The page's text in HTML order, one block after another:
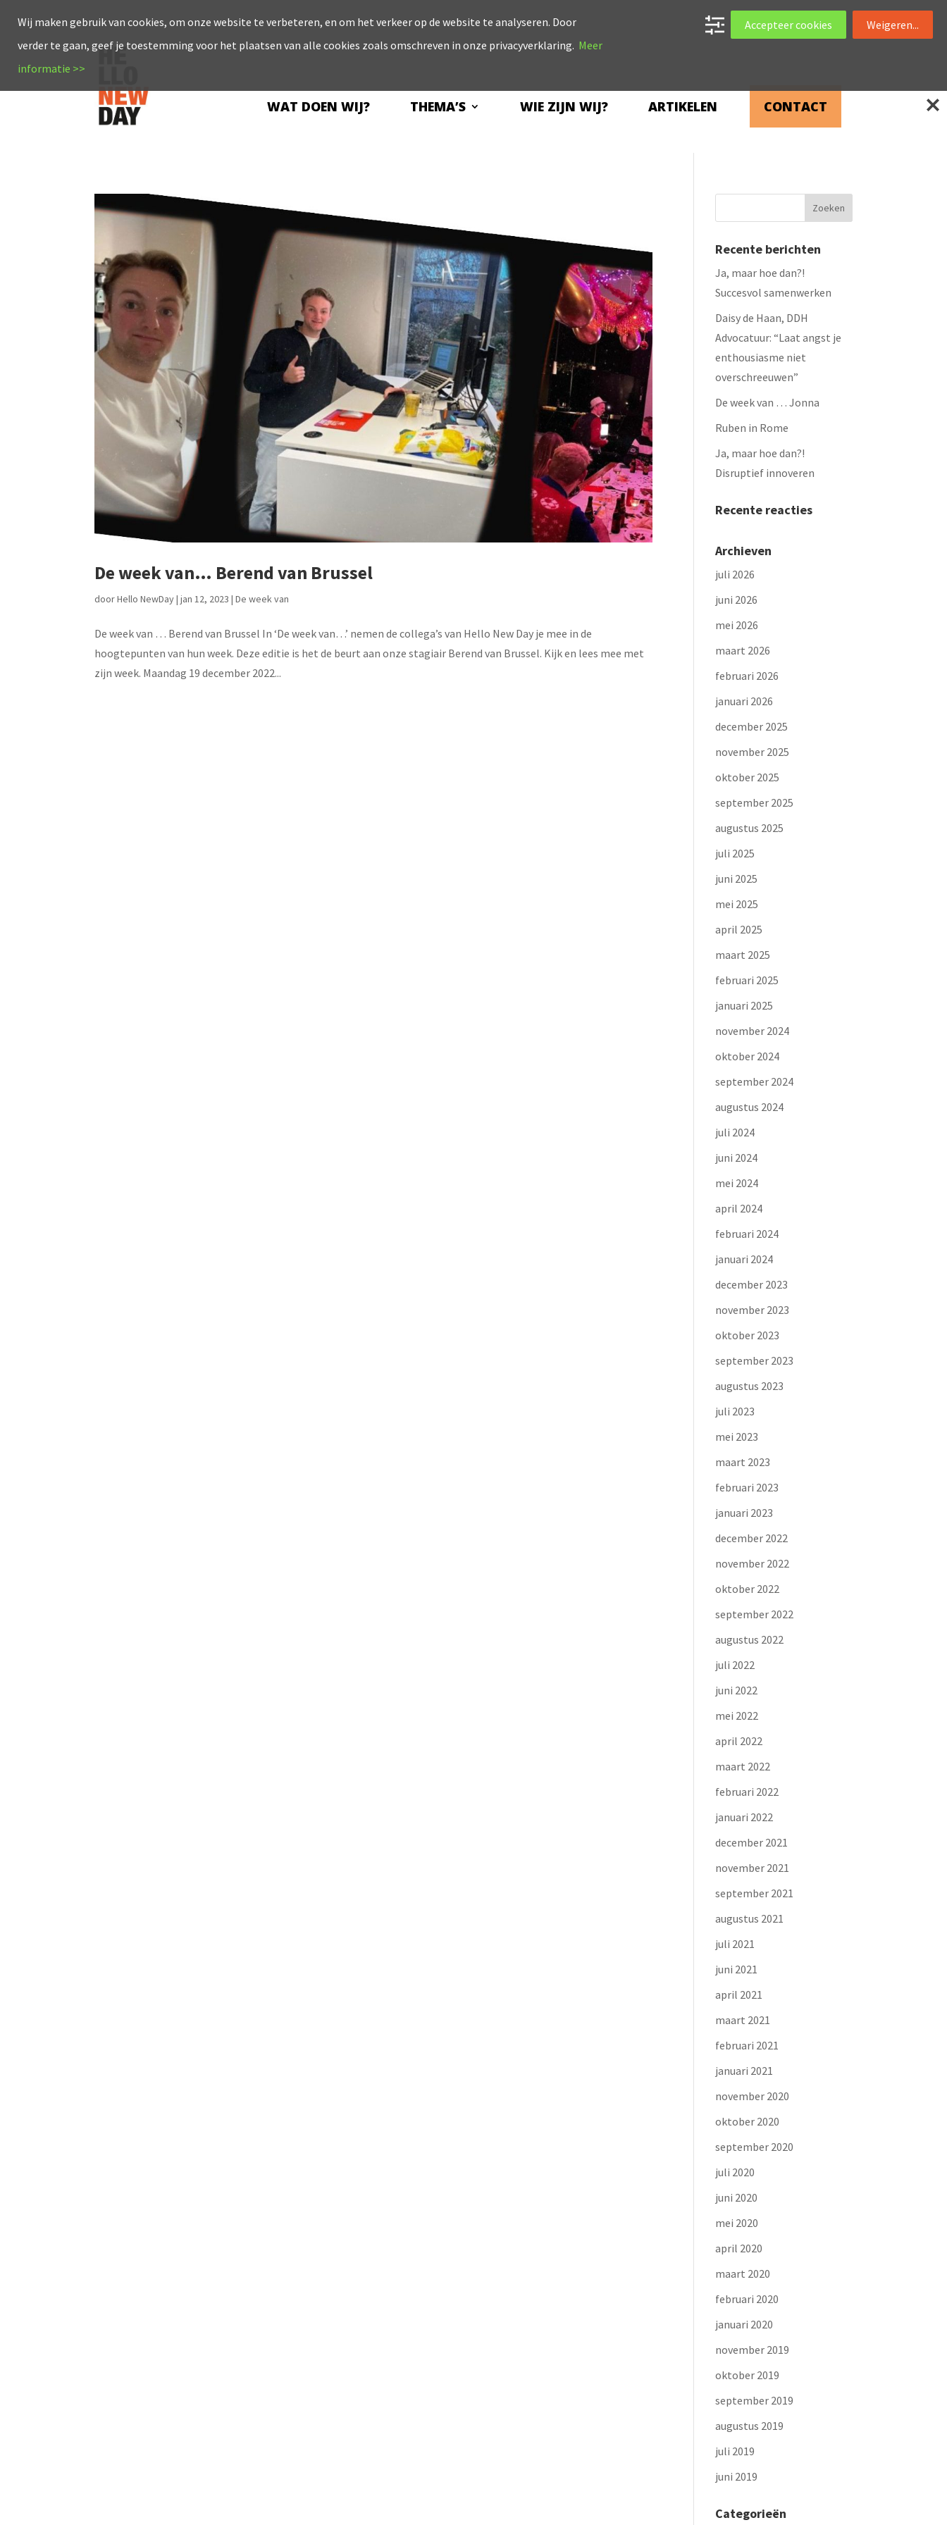
WAT DOEN WIJ? THEMA’S WIE ZIJN WIJ? ARTIKELEN CONTACT
De week van… Berend van Brussel
doorHello NewDay|jan 12, 2023 |De week van
De week van … Berend van Brussel In ‘De week van…’ nemen de collega’s van Hello New Day je mee in de
hoogtepunten van hun week. Deze editie is het de beurt aan onze stagiair Berend van Brussel. Kijk en lees mee met
zijn week. Maandag 19 december 2022...
Recente berichten
Ja, maar hoe dan?!
Succesvol samenwerken
Daisy de Haan, DDH
Advocatuur: “Laat angst je
enthousiasme niet
overschreeuwen”
De week van … Jonna
Ruben in Rome
Ja, maar hoe dan?!
Disruptief innoveren
Recente reacties
Archieven
juli 2026
juni 2026
mei 2026
maart 2026
februari 2026
januari 2026
december 2025
november 2025
oktober 2025
september 2025
augustus 2025
juli 2025
juni 2025
mei 2025
april 2025
maart 2025
februari 2025
januari 2025
november 2024
oktober 2024
september 2024
augustus 2024
juli 2024
juni 2024
mei 2024
april 2024
februari 2024
januari 2024
december 2023
november 2023
oktober 2023
september 2023
augustus 2023
juli 2023
mei 2023
maart 2023
februari 2023
januari 2023
december 2022
november 2022
oktober 2022
september 2022
augustus 2022
juli 2022
juni 2022
mei 2022
april 2022
maart 2022
februari 2022
januari 2022
december 2021
november 2021
september 2021
augustus 2021
juli 2021
juni 2021
april 2021
maart 2021
februari 2021
januari 2021
november 2020
oktober 2020
september 2020
juli 2020
juni 2020
mei 2020
april 2020
maart 2020
februari 2020
januari 2020
november 2019
oktober 2019
september 2019
augustus 2019
juli 2019
juni 2019
Categorieën
Wij maken gebruik van cookies, om onze website te verbeteren, en om het verkeer op de website te analyseren. Door
verder te gaan, geef je toestemming voor het plaatsen van alle cookies zoals omschreven in onze privacyverklaring. Meer
informatie >>
Accepteer cookies Weigeren...